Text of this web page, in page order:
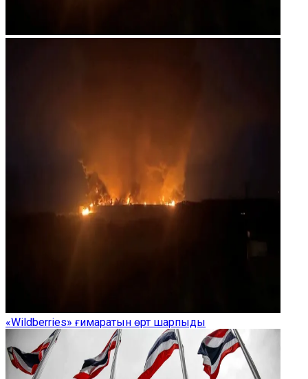
«Wildberries» ғимаратын өрт шарпыды